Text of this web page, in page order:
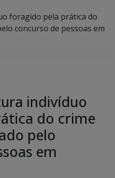
foragido pela prática do
concurso de pessoas em
indivíduo
do crime
pelo
em